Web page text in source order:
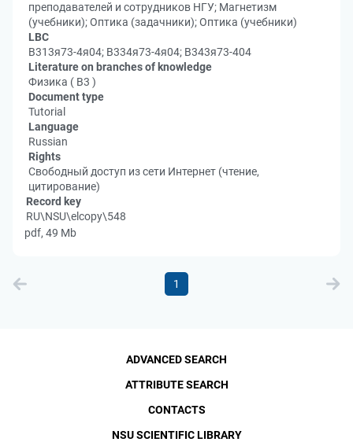
преподавателей и сотрудников НГУ; Магнетизм
(учебники); Оптика (задачники); Оптика (учебники)
LBC
В313я73-4я04; В334я73-4я04; В343я73-404
Literature on branches of knowledge
Физика ( В3 )
Document type
Tutorial
Language
Russian
Rights
Свободный доступ из сети Интернет (чтение,
цитирование)
Record key
RU\NSU\elcopy\548
pdf, 49 Mb
1
ADVANCED SEARCH
ATTRIBUTE SEARCH
CONTACTS
NSU SCIENTIFIC LIBRARY